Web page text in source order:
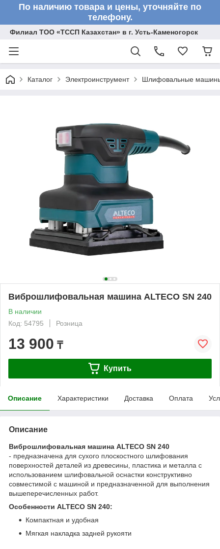
По наличию товара и цены, уточняйте по
телефону.
Филиал ТОО «ТССП Казахстан» в г. Усть-Каменогорск
Каталог Электроинструмент Шлифовальные
Виброшлифовальная машина ALTECO SN 240
В наличии
Код: 54795
Розница
13 900 ₸
Купить
Описание Характеристики Доставка Оплата
Описание
Виброшлифовальная машина ALTECO SN 240
- предназначена для сухого плоскостного шлифования
поверхностей деталей из древесины, пластика и металла с
использованием шлифовальной оснастки конструктивно
совместимой с машиной и предназначенной для выполнения
вышеперечисленных работ.
Особенности ALTECO SN 240:
Компактная и удобная
Мягкая накладка задней рукояти